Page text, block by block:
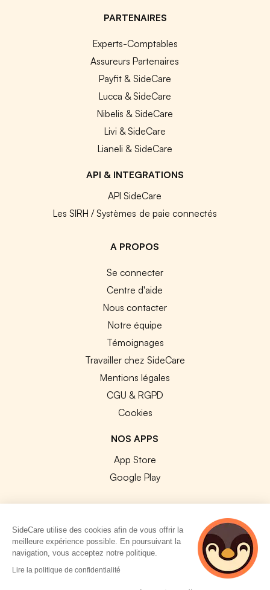
PARTENAIRES
Experts-Comptables
Assureurs Partenaires
Payfit & SideCare
Lucca & SideCare
Nibelis & SideCare
Livi & SideCare
Lianeli & SideCare
API & INTEGRATIONS
API SideCare
Les SIRH / Systèmes de paie connectés
A PROPOS
Se connecter
Centre d'aide
Nous contacter
Notre équipe
Témoignages
Travailler chez SideCare
Mentions légales
CGU & RGPD
Cookies
NOS APPS
App Store
Google Play
© 2026 SideCare. Tous droits réservés.
SideCare utilise des cookies afin de vous offrir la
meilleure expérience possible. En poursuivant la
navigation, vous acceptez notre politique.
Lire la politique de confidentialité
4 personnes
consultent